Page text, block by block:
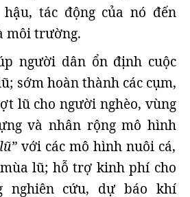
tác động của nó đến
môi trường.
người dân ổn định cuộc
sớm hoàn thành các cụm,
lũ cho người nghèo, vùng
và nhân rộng mô hình
với các mô hình nuôi cá,
lũ; hỗ trợ kinh phí cho
nghiên cứu, dự báo khí